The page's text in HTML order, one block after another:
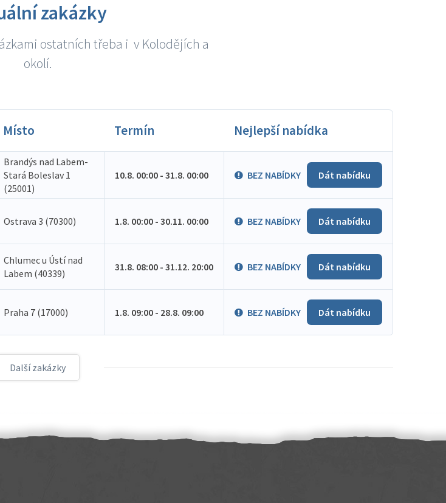
zakázky
ostatních třeba i v Kolodějích a
okolí.
Místo Termín Nejlepší nabídka
Brandýs nad Labem-
Stará Boleslav 1
(25001)
10.8. 00:00 - 31.8. 00:00 BEZ NABÍDKY Dát nabídku
Ostrava 3 (70300) 1.8. 00:00 - 30.11. 00:00 BEZ NABÍDKY Dát nabídku
Chlumec u Ústí nad
Labem (40339)
31.8. 08:00 - 31.12. 20:00 BEZ NABÍDKY Dát nabídku
Praha 7 (17000) 1.8. 09:00 - 28.8. 09:00 BEZ NABÍDKY Dát nabídku
Další zakázky